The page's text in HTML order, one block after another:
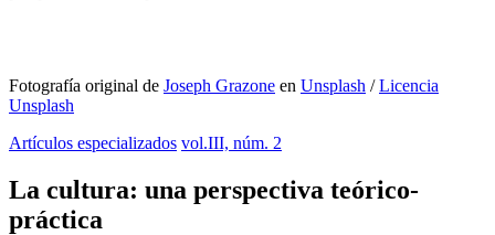
Fotografía original de Joseph Grazone en Unsplash /Licencia
Unsplash
Artículos especializados vol.III, núm. 2
La cultura: una perspectiva teórico-
práctica